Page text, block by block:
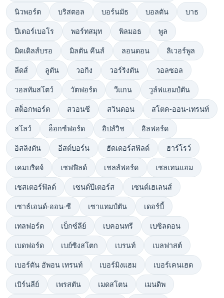
นิวพอร์ต บริสตอล บอร์นมัธ บอลตัน บาธ
ปีเตอร์เบอโร พอร์ทสมุท พิลมอธ พูล
มิดเดิลส์บรอ มิลตัน คีนส์ ลอนดอน ลิเวอร์พูล
ลีดส์ ลูตัน วอกิง วอร์ริงตัน วอลซอล
วอลทัมสโตว์ วัตฟอร์ด วีแกน วูล์ฟแฮมป์ตัน
สต็อกพอร์ต สวอนซี สวินดอน สโตค-ออน-เทรนท์
สโลว์ อ็อกซ์ฟอร์ด อิปส์วิช อิลฟอร์ด
อิสลิงตัน อีสต์บอร์น ฮัดเดอร์สฟิลด์ ฮาร์โรว์
เคมบริดจ์ เชฟฟิลด์ เชลส์ฟอร์ด เชลเทนแฮม
เชสเตอร์ฟิลด์ เซนต์ปีเตอร์ส เซนต์เฮเลนส์
เซาธ์เอนด์-ออน-ซี เซาแทมป์ตัน เดอร์บี้
เทลฟอร์ด เบ็กซ์ลีย์ เบคอนทรี เบซิลดอน
เบดฟอร์ด เบย์ซิงสโตก เบรนท์ เบลฟาสต์
เบอร์ตัน อัพอน เทรนท์ เบอร์มิงแฮม เบอร์เคนเฮด
เบิร์นลีย์ เพรสตัน เมดสโตน เมนดิพ